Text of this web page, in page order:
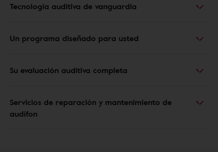
Tecnología auditiva de vanguardia
Un programa diseñado para usted
Su evaluación auditiva completa
Servicios de reparación y mantenimiento de
audífon